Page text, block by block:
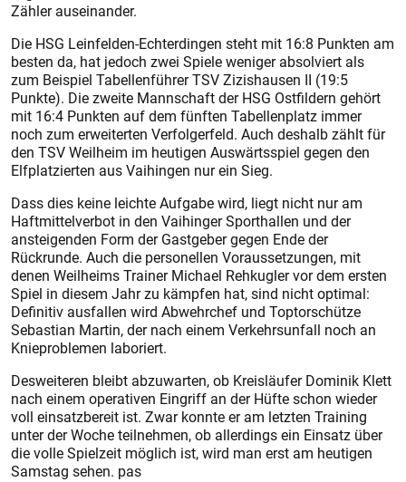
Zähler auseinander.
Die HSG Leinfelden-Echterdingen steht mit 16:8 Punkten am
besten da, hat jedoch zwei Spiele weniger absolviert als
zum Beispiel Tabellenführer TSV Zizishausen II (19:5
Punkte). Die zweite Mannschaft der HSG Ostfildern gehört
mit 16:4 Punkten auf dem fünften Tabellenplatz immer
noch zum erweiterten Verfolgerfeld. Auch deshalb zählt für
den TSV Weilheim im heutigen Auswärtsspiel gegen den
Elfplatzierten aus Vaihingen nur ein Sieg.
Dass dies keine leichte Aufgabe wird, liegt nicht nur am
Haftmittelverbot in den Vaihinger Sporthallen und der
ansteigenden Form der Gastgeber gegen Ende der
Rückrunde. Auch die personellen Voraussetzungen, mit
denen Weilheims Trainer Michael Rehkugler vor dem ersten
Spiel in diesem Jahr zu kämpfen hat, sind nicht optimal:
Definitiv ausfallen wird Abwehrchef und Toptorschütze
Sebastian Martin, der nach einem Verkehrsunfall noch an
Knieproblemen laboriert.
Desweiteren bleibt abzuwarten, ob Kreisläufer Dominik Klett
nach einem operativen Eingriff an der Hüfte schon wieder
voll einsatzbereit ist. Zwar konnte er am letzten Training
unter der Woche teilnehmen, ob allerdings ein Einsatz über
die volle Spielzeit möglich ist, wird man erst am heutigen
Samstag sehen. pas